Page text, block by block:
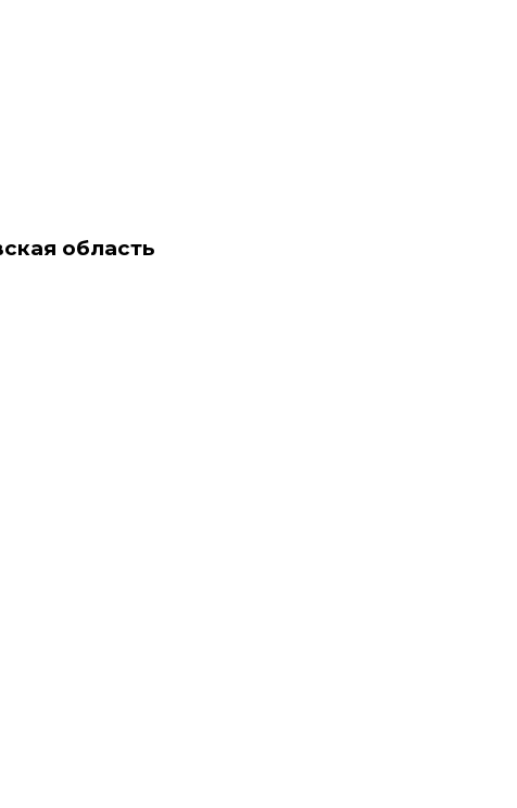
область